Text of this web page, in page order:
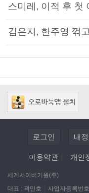
스미레, 이적 후 첫
김은지, 한주영 꺾
로그인 내
이용약관 개인
세계사이버기원(주)
대표 : 곽민호
사업자등록번